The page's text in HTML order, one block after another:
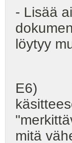
- Lisää
löytyy
E6)
mitä